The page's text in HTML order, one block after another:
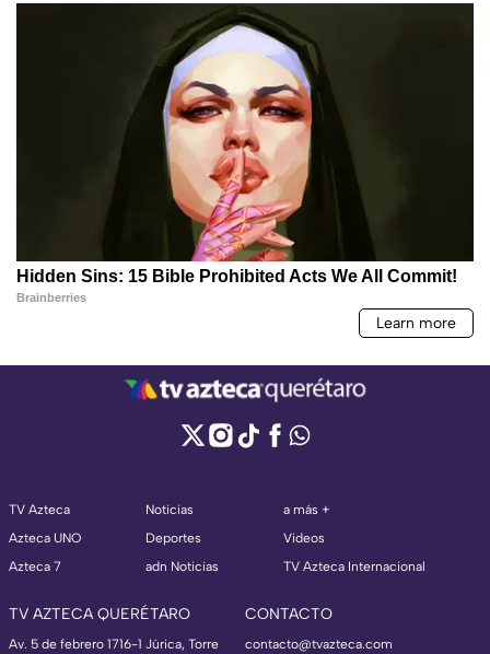
TV Azteca
Azteca UNO
Azteca 7
Noticias
Deportes
adn Noticias
a más +
Videos
TV Azteca Internacional
TV AZTECA QUERÉTARO
Av. 5 de febrero 1716-1 Júrica, Torre
CONTACTO
contacto@tvazteca.com